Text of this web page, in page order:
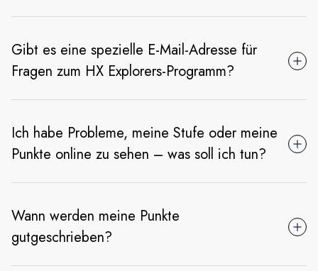
Gibt es eine spezielle E-Mail-Adresse für
Fragen zum HX Explorers-Programm?
Ich habe Probleme, meine Stufe oder meine
Punkte online zu sehen – was soll ich tun?
Wann werden meine Punkte
gutgeschrieben?